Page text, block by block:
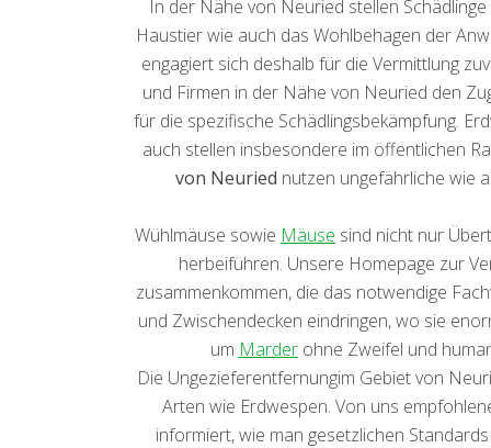
In der Nähe von Neuried stellen
Haustier wie auch das Wohlbehagen der
engagiert sich deshalb für die Vermittlung
und Firmen in der Nähe von Neuried den
für die spezifische Schädlingsbekämpfung.
auch stellen insbesondere im öffentlichen
von Neuried nutzen ungefährliche wie
Wühlmäuse sowie Mäuse sind nicht nur
herbeiführen. Unsere Homepage zur
zusammenkommen, die das notwendige
und Zwischendecken eindringen, wo sie
um Marderohne Zweifel und
Die Ungezieferentfernungim Gebiet von
Arten wie Erdwespen. Von uns
informiert, wie man gesetzlichen